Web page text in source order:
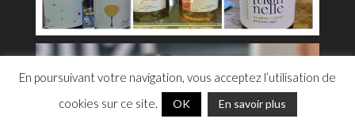
En poursuivant votre navigation, vous acceptez l’utilisation de
cookies sur ce site.
OK En savoir plus